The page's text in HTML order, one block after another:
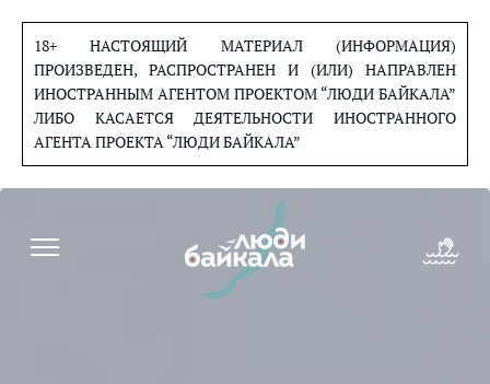
содержанию
18+ НАСТОЯЩИЙ МАТЕРИАЛ (ИНФОРМАЦИЯ)
ПРОИЗВЕДЕН, РАСПРОСТРАНЕН И (ИЛИ) НАПРАВЛЕН
ИНОСТРАННЫМ АГЕНТОМ ПРОЕКТОМ “ЛЮДИ БАЙКАЛА”
ЛИБО КАСАЕТСЯ ДЕЯТЕЛЬНОСТИ ИНОСТРАННОГО
АГЕНТА ПРОЕКТА “ЛЮДИ БАЙКАЛА”